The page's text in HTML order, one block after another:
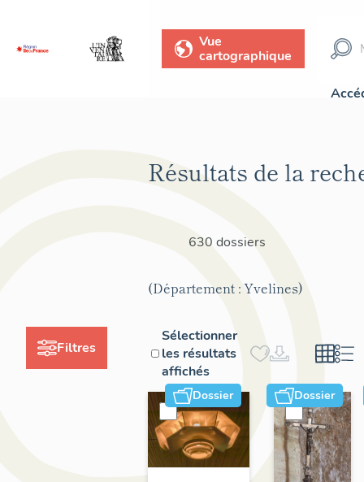
Vue
cartographique
Filtres
Résultats de la
630 dossiers
(Département : Yvelines)
Sélectionner
les résultats
affichés
Dossier Dossier